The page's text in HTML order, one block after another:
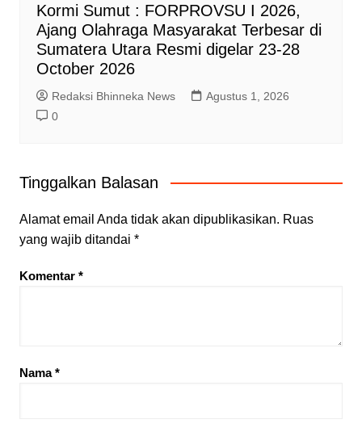
Kormi Sumut : FORPROVSU I 2026,
Ajang Olahraga Masyarakat Terbesar di
Sumatera Utara Resmi digelar 23-28
October 2026
Redaksi Bhinneka News
Agustus 1, 2026
0
Tinggalkan Balasan
Alamat email Anda tidak akan dipublikasikan. Ruas
yang wajib ditandai *
Komentar *
Nama*